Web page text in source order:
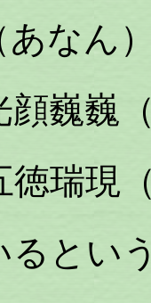
なん
顔巍巍
徳瑞現
るとい